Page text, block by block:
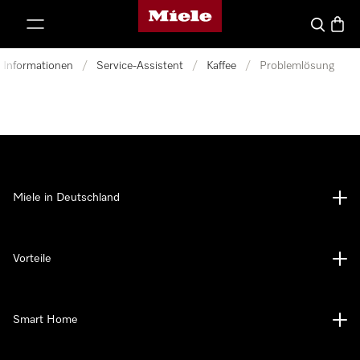
Miele-Homepage
Suche
Informationen / Service-Assistent / Kaffee / Problemlösung
Miele in Deutschland
Vorteile
Smart Home